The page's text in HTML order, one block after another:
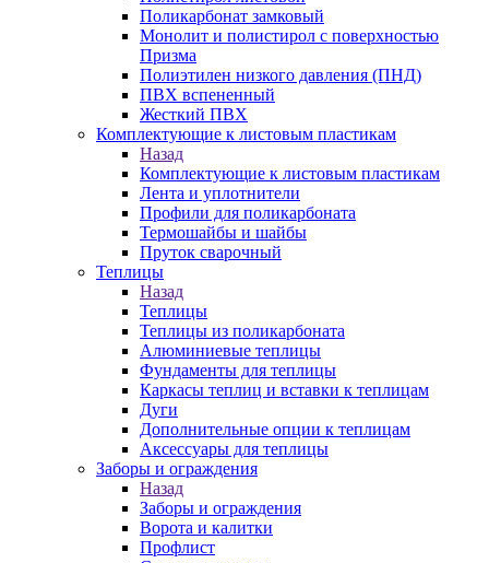
Поликарбонат замковый
Монолит и полистирол с поверхностью
Призма
Полиэтилен низкого давления (ПНД)
ПВХ вспененный
Жесткий ПВХ
Комплектующие к листовым пластикам
Назад
Комплектующие к листовым пластикам
Лента и уплотнители
Профили для поликарбоната
Термошайбы и шайбы
Пруток сварочный
Теплицы
Назад
Теплицы
Теплицы из поликарбоната
Алюминиевые теплицы
Фундаменты для теплицы
Каркасы теплиц и вставки к теплицам
Дуги
Дополнительные опции к теплицам
Аксессуары для теплицы
Заборы и ограждения
Назад
Заборы и ограждения
Ворота и калитки
Профлист